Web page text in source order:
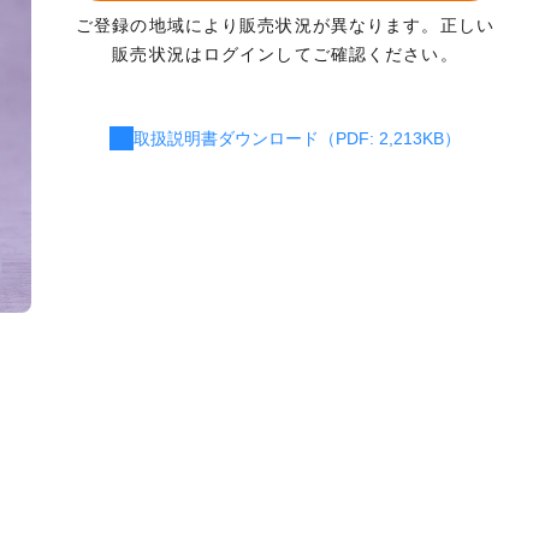
ご登録の地域により販売状況が異なります。正しい
販売状況はログインしてご確認ください。
取扱説明書ダウンロード（PDF: 2,213KB）